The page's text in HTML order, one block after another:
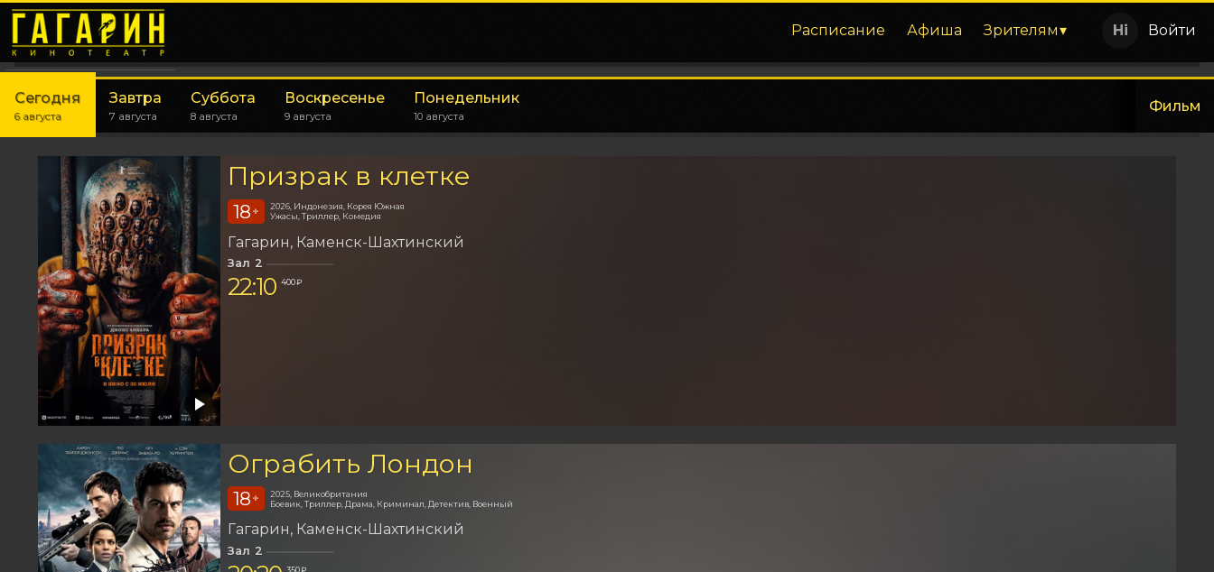
Расписание Афиша Зрителям Войти
Сегодня
6 августа
Завтра
7 августа
Суббота
8 августа
Воскресенье
9 августа
Понедельник
10 августа
Фильм
Призрак в клетке
18 +
2026, Индонезия, Корея Южная
Ужасы, Триллер, Комедия
Гагарин Каменск-Шахтинский
Зал 2
22:10 400 ₽
Ограбить Лондон
18 +
2025, Великобритания
Боевик, Триллер, Драма, Криминал, Детектив, Военный
Гагарин Каменск-Шахтинский
Зал 2
350 ₽